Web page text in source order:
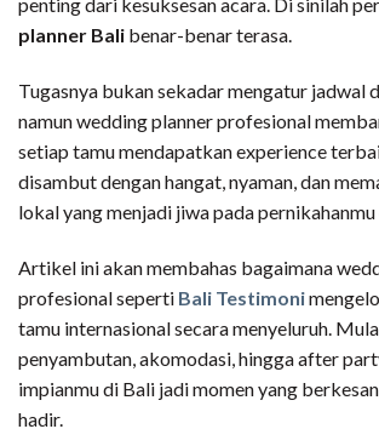
planner Bali benar-benar terasa.
Tugasnya bukan sekadar mengatur jadwal
namun wedding planner profesional
setiap tamu mendapatkan experience
disambut dengan hangat, nyaman, dan
lokal yang menjadi jiwa pada pernikahanmu
Artikel ini akan membahas bagaimana
profesional seperti Bali Testimoni
tamu internasional secara menyeluruh.
penyambutan, akomodasi, hingga after
impianmu di Bali jadi momen yang
hadir.